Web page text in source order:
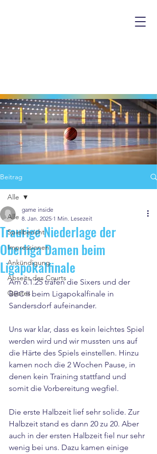
Beitrag
Alle
Spielbericht
Impressionen
Ankündigung
Abseits des Courts
Quotes
Alle
Traurige Niederlage der
Oberliga Damen beim
Ligapokalfinale
game inside
8. Jan. 2025 1 Min. Lesezeit
Am 6.1.25 trafen die Sixers und der
BBC II beim Ligapokalfinale in
Sandersdorf aufeinander.
Uns war klar, dass es kein leichtes Spiel
werden wird und wir mussten uns auf
die Härte des Spiels einstellen. Hinzu
kamen noch die 2 Wochen Pause, in
denen kein Training stattfand und
somit die Vorbereitung wegfiel.
Die erste Halbzeit lief sehr solide. Zur
Halbzeit stand es dann 20 zu 20. Aber
auch in der ersten Halbzeit fiel nur sehr
wenig bei uns. Dazu kamen einige